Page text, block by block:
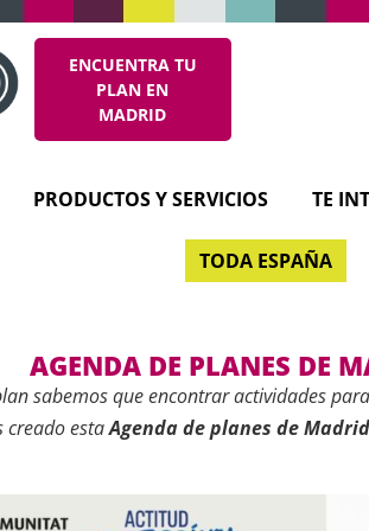
ENCUENTRA TU
PLAN EN
MADRID
PRODUCTOS Y SERVICIOS TE
TODA ESPAÑA
AGENDA DE PLANES DE
sabemos que encontrar actividades
creado estaAgenda de planes de Madrid